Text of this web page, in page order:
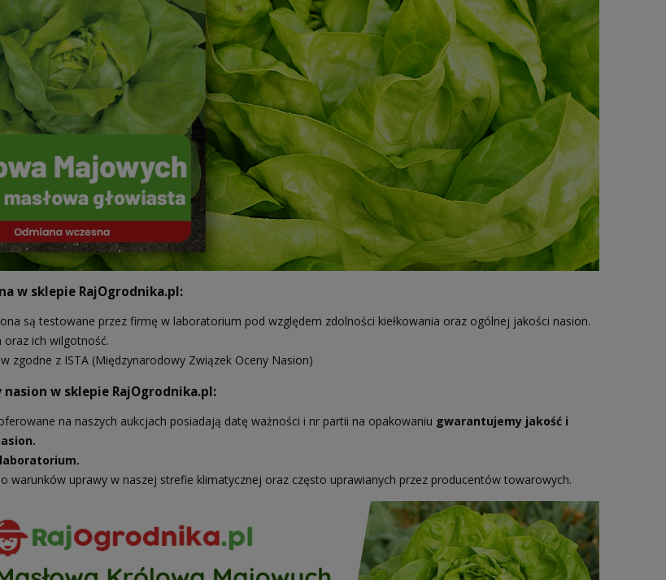
w sklepie RajOgrodnika.pl:
są testowane przez firmę w laboratorium pod względem zdolności kiełkowania oraz ogólnej jakości nasion.
oraz ich wilgotność.
zgodne z ISTA (Międzynarodowy Związek Oceny Nasion)
nasion w sklepie RajOgrodnika.pl:
na naszych aukcjach posiadają datę ważności i nr partii na opakowaniu gwarantujemy jakość i
warunków uprawy w naszej strefie klimatycznej oraz często uprawianych przez producentów towarowych.